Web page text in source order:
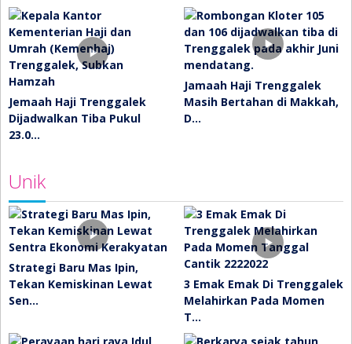
Jemaah Haji Trenggalek
Dijadwalkan Tiba Pukul
23.0…
Jamaah Haji Trenggalek
Masih Bertahan di Makkah,
D…
Unik
Strategi Baru Mas Ipin,
Tekan Kemiskinan Lewat
Sen…
3 Emak Emak Di Trenggalek
Melahirkan Pada Momen
T…